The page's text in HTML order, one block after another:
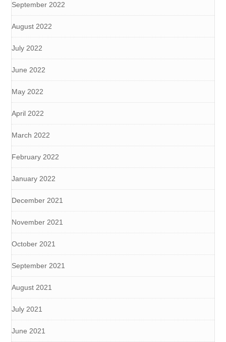
September 2022
August 2022
July 2022
June 2022
May 2022
April 2022
March 2022
February 2022
January 2022
December 2021
November 2021
October 2021
September 2021
August 2021
July 2021
June 2021